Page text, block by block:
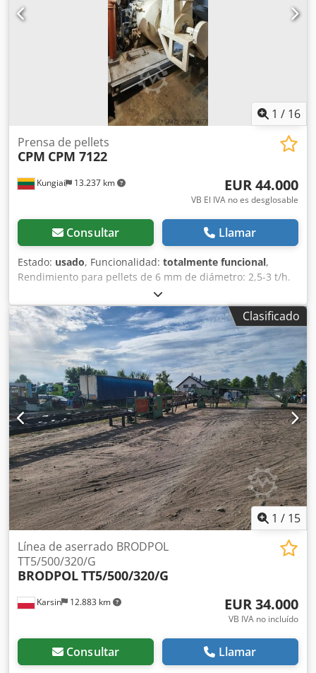
1 / 16
Kungiai 13.237 km
Prensa de pellets
CPM CPM 7122
EUR 44.000
VB El IVA no es desglosable
Consultar Llamar
Estado: usado, Funcionalidad: totalmente funcional,
Rendimiento para pellets de 6 mm de diámetro: 2,5-3 t/h.
La utilizamos durante unos 5 años. Fue adquirida de
segunda mano, pero en muy buen estado. Todos los
rodamientos se reemplazaron hace 1 año. Funcionaba
perfectamente antes de ser desmontada. Se ha fabricado
una matriz nueva con rodillos, disponible por un precio
adicional. Para más información, por favor escriba por
Whatsapp. Cjdex S Ibgspfx Abijrf
Clasificado
1 / 15
Karsin 12.883 km
Línea de aserrado BRODPOL
TT5/500/320/G
BRODPOLTT5/500/320/G
EUR 34.000
VB IVA no incluído
Consultar Llamar